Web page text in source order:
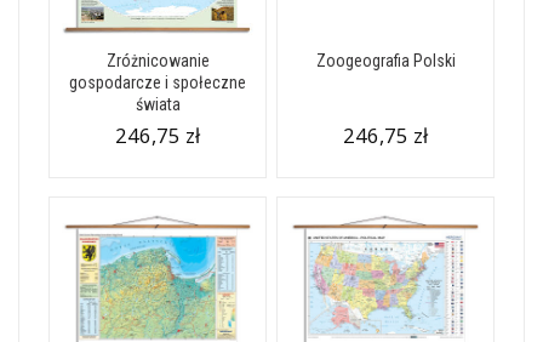
Zróżnicowanie
gospodarcze i społeczne
świata
246,75 zł
Zoogeografia Polski
246,75 zł